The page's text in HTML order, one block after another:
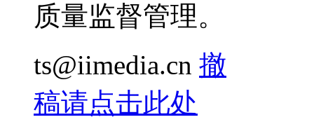
质量监督管理。
ts@iimedia.cn 撤
稿请点击此处